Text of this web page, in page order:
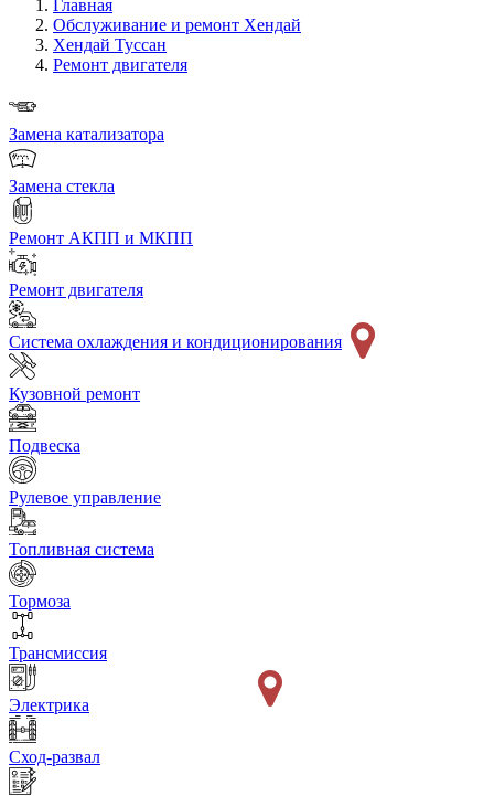
Главная
Обслуживание и ремонт Хендай
Хендай Туссан
Ремонт двигателя
Замена катализатора
Замена стекла
Ремонт АКПП и МКПП
Ремонт двигателя
Система охлаждения и кондиционирования
Кузовной ремонт
Подвеска
Рулевое управление
Топливная система
Тормоза
Трансмиссия
Электрика
Сход-развал